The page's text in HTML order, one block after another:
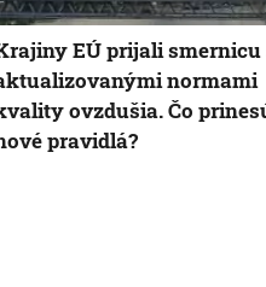
EÚ prijali smernicu
normami
ovzdušia. Čo
pravidlá?